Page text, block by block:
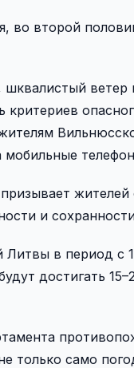
во второй
шквалистый
жителей
и
в период с
достигать
только само